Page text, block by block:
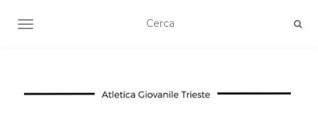
TOGGLE NAVIGATION